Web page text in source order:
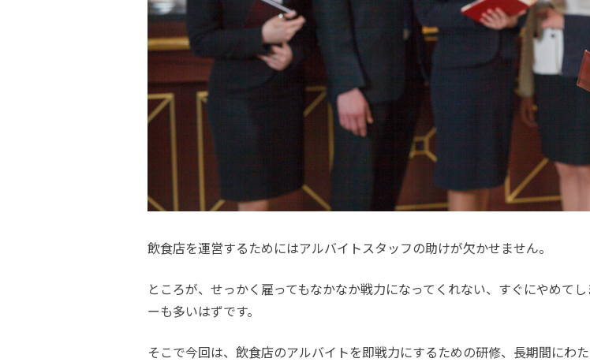
飲食店を運営するためにはアルバイトスタッフの助けが欠かせません。
ところが、せっかく雇ってもなかなか戦力になってくれない、すぐにやめて
ーも多いはずです。
そこで今回は、飲食店のアルバイトを即戦力にするための研修、長期間にわ